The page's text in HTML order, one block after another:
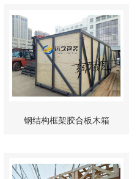
钢结构框架胶合板木箱